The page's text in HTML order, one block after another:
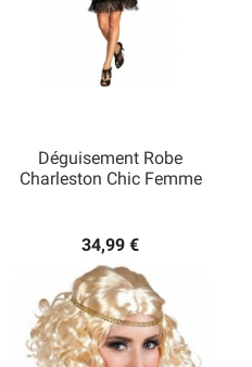
Déguisement Robe
Charleston Chic Femme
34,99 €